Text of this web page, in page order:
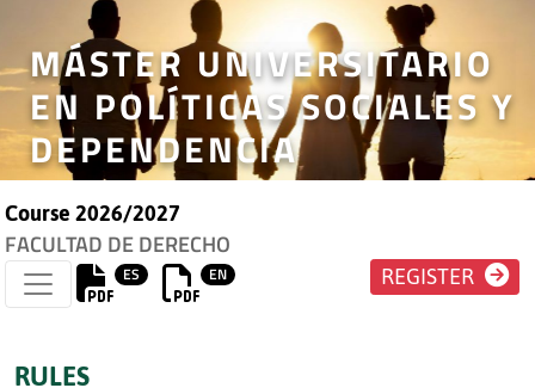
MÁSTER UNIVERSITARIO
EN POLÍTICAS SOCIALES Y
DEPENDENCIA
Course 2026/2027
FACULTAD DE DERECHO
ES EN REGISTER
RULES